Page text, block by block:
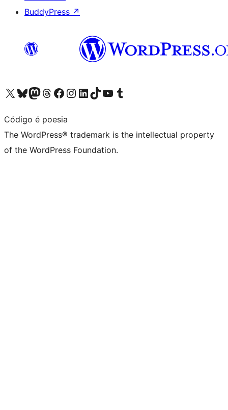
BuddyPress ↗
Visit our X (formerly Twitter) account
Visit our Bluesky account
Visit our Mastodon account
Visit our Threads account
Visit our Facebook page
Visit our Instagram account
Visit our LinkedIn account
Visit our TikTok account
Visit our YouTube channel
Visit our Tumblr account
Código é poesia
The WordPress® trademark is the intellectual property
of the WordPress Foundation.